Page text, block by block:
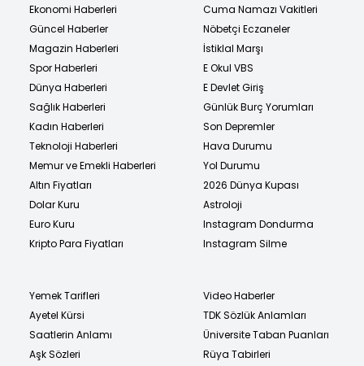
Ekonomi Haberleri
Güncel Haberler
Magazin Haberleri
Spor Haberleri
Dünya Haberleri
Sağlık Haberleri
Kadın Haberleri
Teknoloji Haberleri
Memur ve Emekli Haberleri
Altın Fiyatları
Dolar Kuru
Euro Kuru
Kripto Para Fiyatları
Cuma Namazı Vakitleri
Nöbetçi Eczaneler
İstiklal Marşı
E Okul VBS
E Devlet Giriş
Günlük Burç Yorumları
Son Depremler
Hava Durumu
Yol Durumu
2026 Dünya Kupası
Astroloji
Instagram Dondurma
Instagram Silme
Yemek Tarifleri
Ayetel Kürsi
Saatlerin Anlamı
Aşk Sözleri
Video Haberler
TDK Sözlük Anlamları
Üniversite Taban Puanları
Rüya Tabirleri